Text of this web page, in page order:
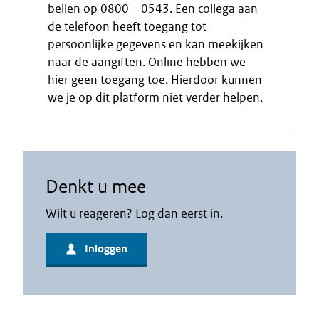
bellen op 0800 – 0543. Een collega aan
de telefoon heeft toegang tot
persoonlijke gegevens en kan meekijken
naar de aangiften. Online hebben we
hier geen toegang toe. Hierdoor kunnen
we je op dit platform niet verder helpen.
Denkt u mee
Wilt u reageren? Log dan eerst in.
Inloggen